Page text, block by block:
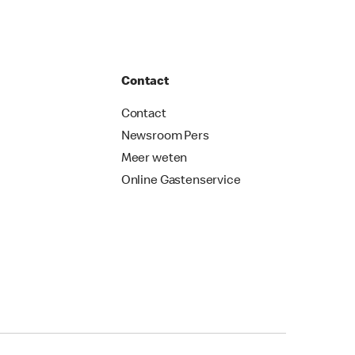
Contact
Contact
Newsroom Pers
Meer weten
Online Gastenservice